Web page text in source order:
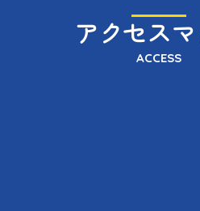
アクセス
ACCESS